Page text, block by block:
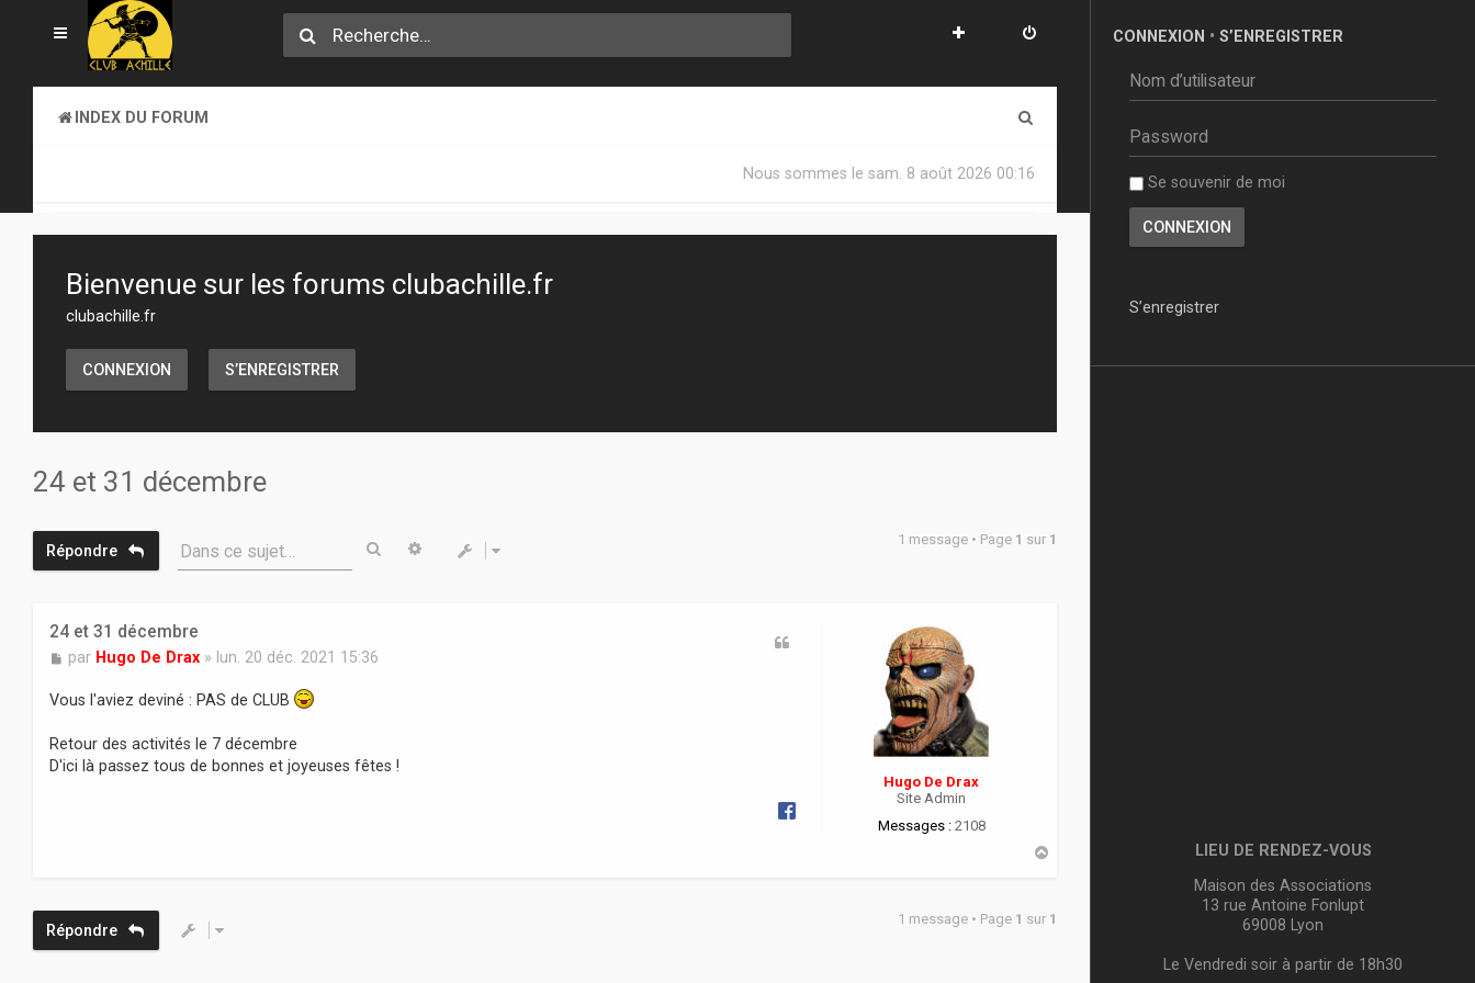
INDEX DU FORUM
Nous sommes le sam. 8 août 2026 00:16
Bienvenue sur les forums clubachille.fr
clubachille.fr
CONNEXION S’ENREGISTRER
24 et 31 décembre
Répondre Dans ce sujet… RechercherRecherche avancée 1 message • Page 1 sur 1
Hugo De Drax
Site Admin
Messages : 2108
24 et 31 décembre
M
s
s
g
e
par Hugo De Drax» lun. 20 déc. 2021 15:36
Vous l'aviez deviné : PAS de CLUB
Retour des activités le 7 décembre
D'ici là passez tous de bonnes et joyeuses fêtes !
Répondre
1 message • Page 1 sur 1
CONNEXION • S’ENREGISTRER
Se souvenir de moi
S’enregistrer
LIEU DE RENDEZ-VOUS
Maison des Associations
13 rue Antoine Fonlupt
69008 Lyon
Le Vendredi soir à partir de 18h30